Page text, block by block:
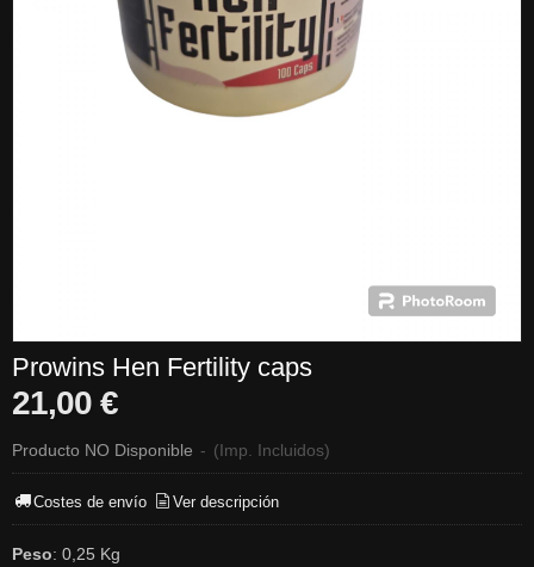
Prowins Hen Fertility caps
21,00 €
Producto NO Disponible - (Imp. Incluidos)
Costes de envío Ver descripción
Peso: 0,25 Kg